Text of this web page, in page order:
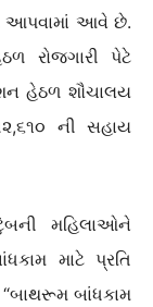
આપવામાં આવે છે.
રોજગારી પેટે
હેઠળ શૌચાલય
ની સહાય
મહિલાઓને
માટે પ્રતિ
“બાથરૂમ બાંધકામ